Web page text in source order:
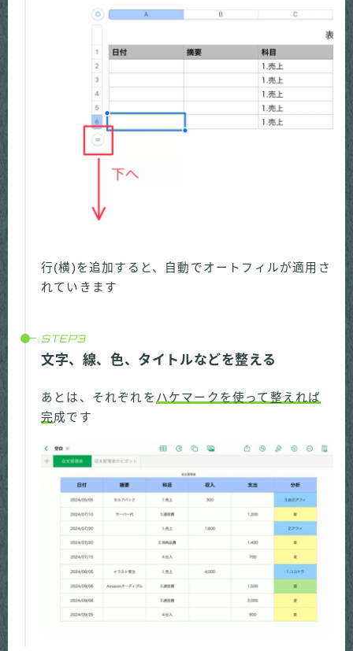
行(横)を追加すると、自動でオートフィルが適用さ
れていきます
文字、線、色、タイトルなどを整える
あとは、それぞれを ハケマークを使って整えれば
完成です